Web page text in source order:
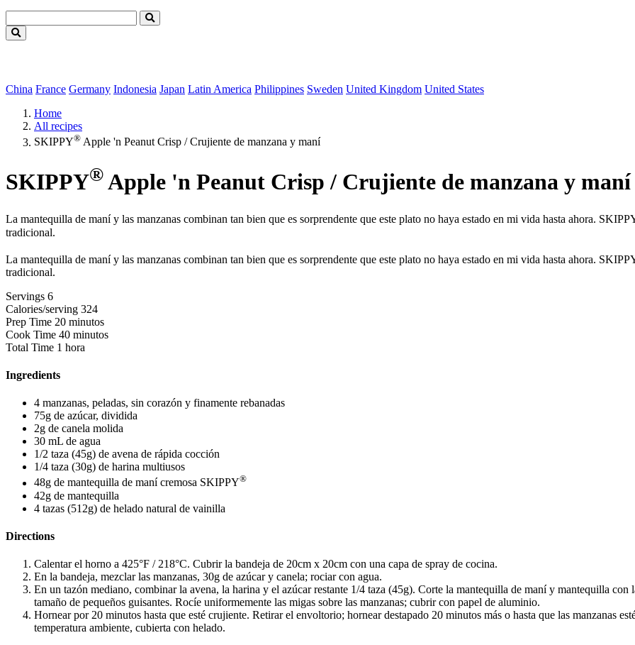
China France Germany Indonesia Japan Latin America Philippines Sweden United Kingdom United States
Home
All recipes
SKIPPY® Apple 'n Peanut Crisp / Crujiente de manzana y maní
SKIPPY® Apple 'n Peanut Crisp / Crujiente de manzana y maní
La mantequilla de maní y las manzanas combinan tan bien que es sorprendente que este plato no haya estado en mi vida hasta ahora.
tradicional.
La mantequilla de maní y las manzanas combinan tan bien que es sorprendente que este plato no haya estado en mi vida hasta ahora.
tradicional.
Servings 6
Calories/serving 324
Prep Time 20 minutos
Cook Time 40 minutos
Total Time 1 hora
Ingredients
4 manzanas, peladas, sin corazón y finamente rebanadas
75g de azúcar, dividida
2g de canela molida
30 mL de agua
1/2 taza (45g) de avena de rápida cocción
1/4 taza (30g) de harina multiusos
48g de mantequilla de maní cremosa SKIPPY®
42g de mantequilla
4 tazas (512g) de helado natural de vainilla
Directions
Calentar el horno a 425°F / 218°C. Cubrir la bandeja de 20cm x 20cm con una capa de spray de cocina.
En la bandeja, mezclar las manzanas, 30g de azúcar y canela; rociar con agua.
En un tazón mediano, combinar la avena, la harina y el azúcar restante 1/4 taza (45g). Corte la mantequilla de maní y mantequilla con
tamaño de pequeños guisantes. Rocíe uniformemente las migas sobre las manzanas; cubrir con papel de aluminio.
Hornear por 20 minutos hasta que esté crujiente. Retirar el envoltorio; hornear destapado 20 minutos más o hasta que las manzanas
temperatura ambiente, cubierta con helado.